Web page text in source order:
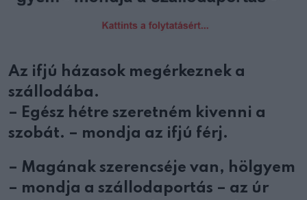
Az ifjú házasok megérkeznek a
szállodába.
– Egész hétre szeretném kivenni a
szobát. – mondja az ifjú férj.
– Magának szerencséje van, hölgyem
– mondja a szállodaportás – az úr